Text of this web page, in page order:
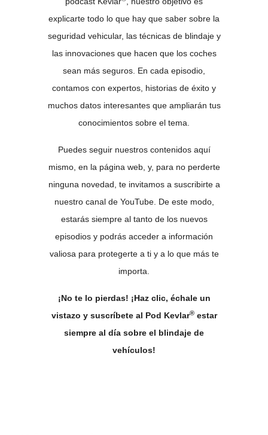
explicarte todo lo que hay que saber sobre la
seguridad vehicular, las técnicas de blindaje y
las innovaciones que hacen que los coches
sean más seguros. En cada episodio,
contamos con expertos, historias de éxito y
muchos datos interesantes que ampliarán tus
conocimientos sobre el tema.
Puedes seguir nuestros contenidos aquí
mismo, en la página web, y, para no perderte
ninguna novedad, te invitamos a suscribirte a
nuestro canal de YouTube. De este modo,
estarás siempre al tanto de los nuevos
episodios y podrás acceder a información
valiosa para protegerte a ti y a lo que más te
importa.
¡No te lo pierdas! ¡Haz clic, échale un
vistazo y suscríbete al Pod Kevlar®estar
siempre al día sobre el blindaje de
vehículos!